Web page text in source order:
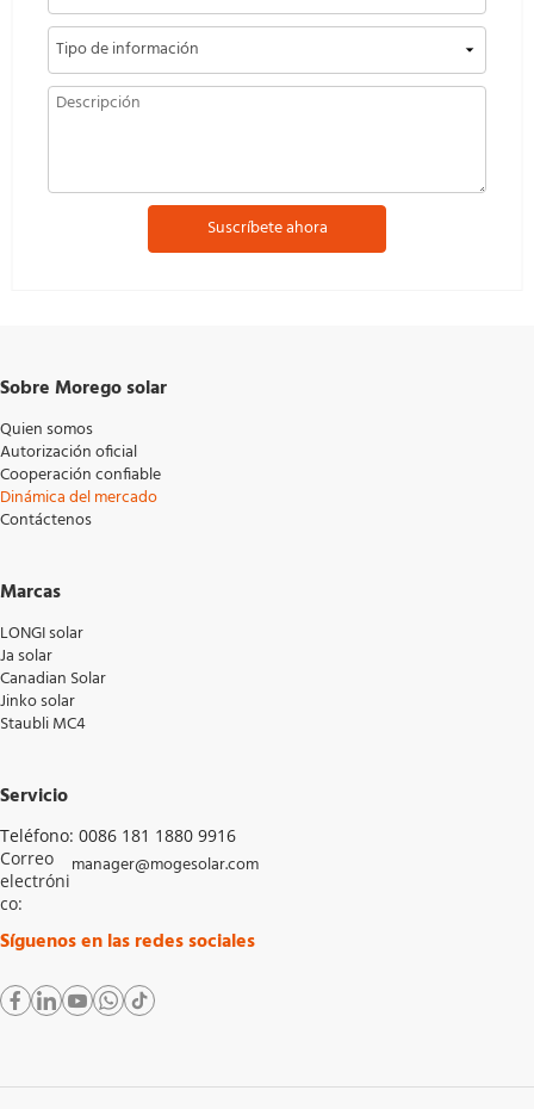
Suscríbete ahora
Sobre Morego solar
Quien somos
Autorización oficial
Cooperación confiable
Dinámica del mercado
Contáctenos
Marcas
LONGI solar
Ja solar
Canadian Solar
Jinko solar
Staubli MC4
Servicio
Teléfono: 0086 181 1880 9916
Correo
electróni
co:
manager@mogesolar.com
Síguenos en las redes sociales